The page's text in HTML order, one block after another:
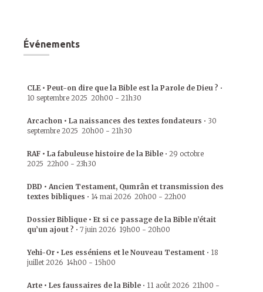
Événements
CLE • Peut-on dire que la Bible est la Parole de Dieu ? •
10 septembre 2025 20h00 - 21h30
Arcachon • La naissances des textes fondateurs • 30
septembre 2025 20h00 - 21h30
RAF • La fabuleuse histoire de la Bible • 29 octobre
2025 22h00 - 23h30
DBD • Ancien Testament, Qumrân et transmission des
textes bibliques • 14 mai 2026 20h00 - 22h00
Dossier Biblique • Et si ce passage de la Bible n’était
qu’un ajout ? • 7 juin 2026 19h00 - 20h00
Yehi-Or • Les esséniens et le Nouveau Testament • 18
juillet 2026 14h00 - 15h00
Arte • Les faussaires de la Bible • 11 août 2026 21h00 -